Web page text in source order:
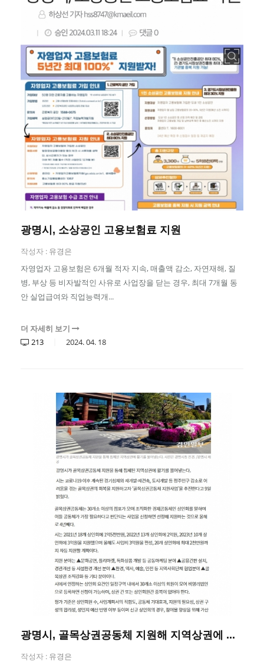
광명시, 소상공인 고용보험료 지원
작성자 : 유경은
자영업자 고용보험은 6개월 적자 지속, 매출액 감소, 자연재해, 질
병, 부상 등 비자발적인 사유로 사업장을 닫는 경우, 최대 7개월 동
안 실업급여와 직업능력개...
더 자세히 보기
213
2024.04. 18
광명시, 골목상권공동체 지원해 지역상권에 ...
작성자 : 유경은